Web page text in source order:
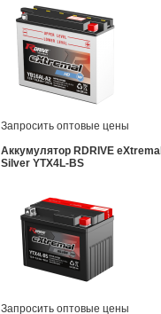
Запросить оптовые цены
Аккумулятор RDRIVE eXtremal
Silver YTX4L-BS
Запросить оптовые цены